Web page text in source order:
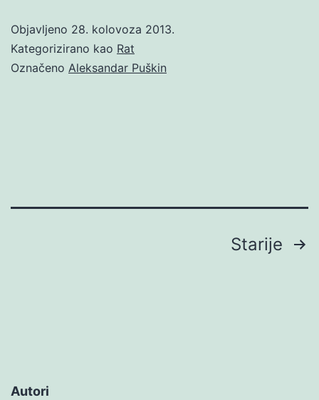
Objavljeno 28. kolovoza 2013.
Kategorizirano kao Rat
Označeno Aleksandar Puškin
Starije
Autori